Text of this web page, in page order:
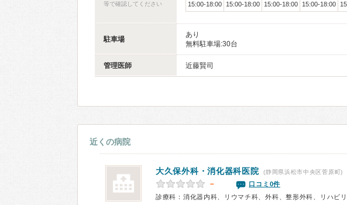
等で確認してください
15:00-18:00
15:00-18:00 15:00-18:00 15:00-18:00
駐車場
あり
無料駐車場:30台
管理医師 近藤賢司
近くの病院
大久保外科・消化器科医院 (静岡県浜松市中央区菅原町)
－
口コミ0件